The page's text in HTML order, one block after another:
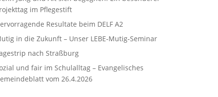
im Pflegestift
Resultate beim DELF A2
in die Zukunft – Unser LEBE‑Mutig‑Seminar
nach Straßburg
und fair im Schulalltag – Evangelisches
vom 26.4.2026